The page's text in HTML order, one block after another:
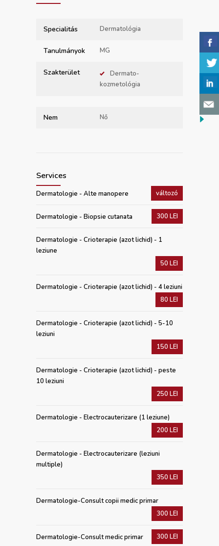
Specialitás Dermatológia
Tanulmányok MG
Szakterület
Dermato-
kozmetológia
Nem Nő
Services
Dermatologie - Alte manopere változó
Dermatologie - Biopsie cutanata 300 LEI
Dermatologie - Crioterapie (azot lichid) - 1
leziune
50 LEI
Dermatologie - Crioterapie (azot lichid) - 4 leziuni
80 LEI
Dermatologie - Crioterapie (azot lichid) - 5-10
leziuni
150 LEI
Dermatologie - Crioterapie (azot lichid) - peste
10 leziuni
250 LEI
Dermatologie - Electrocauterizare (1 leziune)
200 LEI
Dermatologie - Electrocauterizare (leziuni
multiple)
350 LEI
Dermatologie-Consult copii medic primar
300 LEI
Dermatologie-Consult medic primar 300 LEI